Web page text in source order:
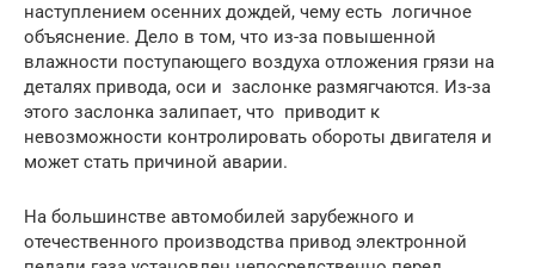
наступлением осенних дождей, чему есть логичное
объяснение. Дело в том, что из-за повышенной
влажности поступающего воздуха отложения грязи на
деталях привода, оси и заслонке размягчаются. Из-за
этого заслонка залипает, что приводит к
невозможности контролировать обороты двигателя и
может стать причиной аварии.
На большинстве автомобилей зарубежного и
отечественного производства привод электронной